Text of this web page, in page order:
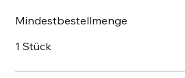
Mindestbestellmenge
1 Stück